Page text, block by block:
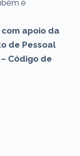
é
apoio da
de Pessoal
Código de